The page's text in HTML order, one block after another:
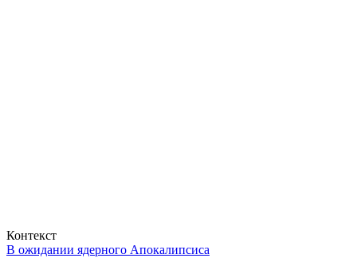
Контекст
В ожидании ядерного Апокалипсиса